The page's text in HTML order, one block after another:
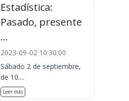
Estadística:
Pasado, presente
...
2023-09-02 10:30:00
Sábado 2 de septiembre,
de 10....
Leer más